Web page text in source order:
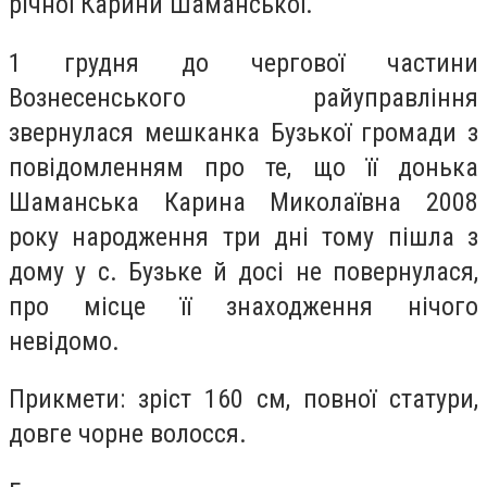
1 грудня до чергової частини
Вознесенського райуправління
звернулася мешканка Бузької громади з
повідомленням про те, що її донька
Шаманська Карина Миколаївна 2008
року народження три дні тому пішла з
дому у с. Бузьке й досі не повернулася,
про місце її знаходження нічого
невідомо.
Прикмети: зріст 160 см, повної статури,
довге чорне волосся.